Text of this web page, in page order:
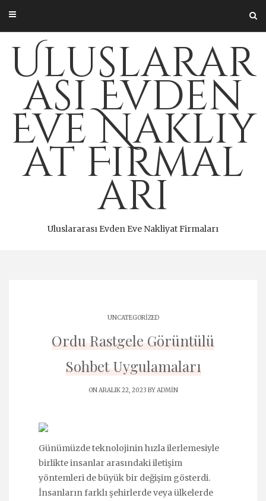
content
Uluslarar
ası Evden
Eve Nakliy
at Firmal
arı
Uluslararası Evden Eve Nakliyat Firmaları
UNCATEGORIZED
Ordu Rastgele Görüntülü
Sohbet Uygulamaları
ON ARALIK 22, 2023 BYADMIN
Günümüzde teknolojinin hızla ilerlemesiyle
birlikte insanlar arasındaki iletişim
yöntemleri de büyük bir değişim gösterdi.
İnsanların farklı şehirlerde veya ülkelerde